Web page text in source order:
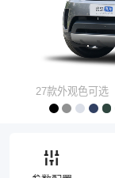
27款外观色可选